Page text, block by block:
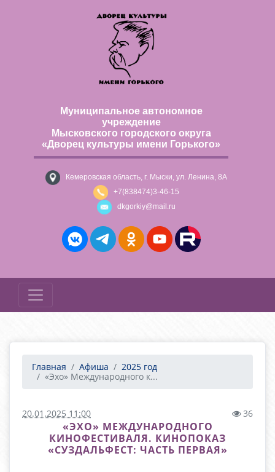
Муниципальное автономное
учреждение
Мысковского городского округа
«Дворец культуры имени Горького»
Кемеровская область, г. Мыски, ул. Ленина, 8А
+7(838474)3-46-15
dkgorkiy@mail.ru
Главная Афиша
2025 год
«Эхо» Международного к...
20.01.2025 11:00 36
«ЭХО» МЕЖДУНАРОДНОГО
КИНОФЕСТИВАЛЯ. КИНОПОКАЗ
«СУЗДАЛЬФЕСТ: ЧАСТЬ ПЕРВАЯ»